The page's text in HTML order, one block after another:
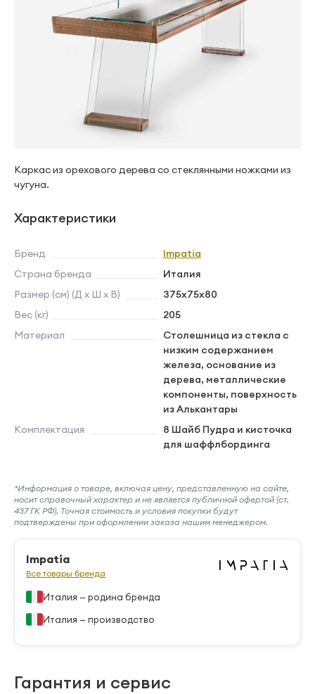
Каркас из орехового дерева со стеклянными ножками из
чугуна.
Характеристики
Бренд
Impatia
Страна бренда
Италия
Размер (см) (Д х Ш х В)
375x75x80
Вес (кг)
205
Материал
Столешница из стекла с
низким содержанием
железа, основание из
дерева, металлические
компоненты, поверхность
из Алькантары
Комплектация
8 Шайб Пудра и кисточка
для шаффлбординга
*Информация о товаре, включая цену, представленную на сайте,
носит справочный характер и не является публичной офертой (ст.
437 ГК РФ). Точная стоимость и условия покупки будут
подтверждены при оформлении заказа нашим менеджером.
Impatia
Все товары бренда
Италия — родина бренда
Италия — производство
Гарантия и сервис